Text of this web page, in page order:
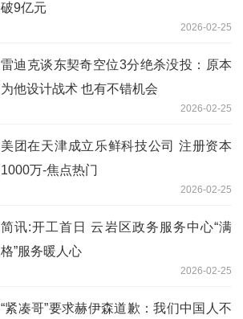
破9亿元
2026-02-25
雷迪克谈东契奇空位3分绝杀没投：原本
为他设计战术 也有不错机会
2026-02-25
美团在天津成立乐鲜科技公司 注册资本
1000万-焦点热门
2026-02-25
简讯:开工首日 云岩区政务服务中心“满
格”服务暖人心
2026-02-25
“紧凑哥”要求赫伊森道歉：我们中国人不